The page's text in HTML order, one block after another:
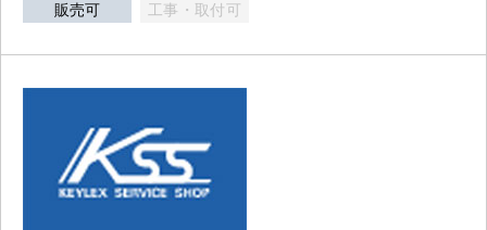
販売可 工事・取付可